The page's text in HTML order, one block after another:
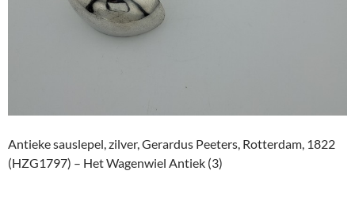
Antieke sauslepel, zilver, Gerardus Peeters, Rotterdam, 1822
(HZG1797) – Het Wagenwiel Antiek (3)